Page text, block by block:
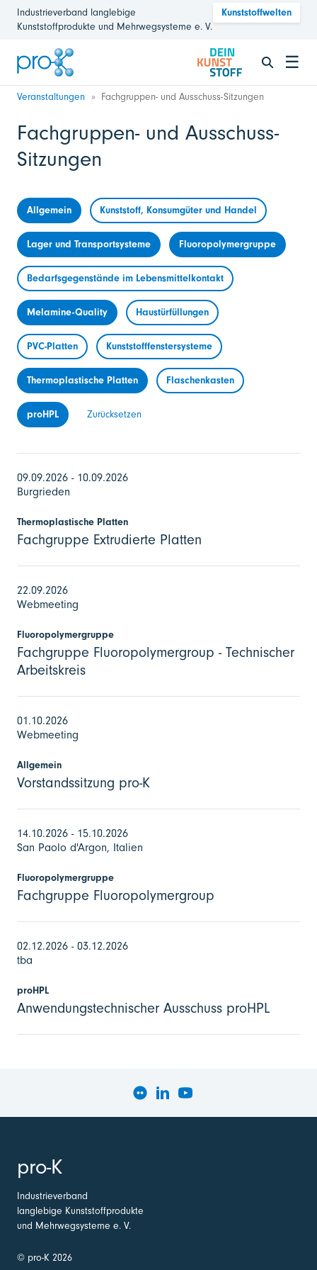
Industrieverband langlebige
Kunststoffprodukte und Mehrwegsysteme e. V.
Kunststoffwelten
☰
Veranstaltungen Fachgruppen- und Ausschuss-Sitzungen
Fachgruppen- und Ausschuss-
Sitzungen
Allgemein Kunststoff, Konsumgüter und Handel
Lager und Transportsysteme Fluoropolymergruppe
Bedarfsgegenstände im Lebensmittelkontakt
Melamine-Quality Haustürfüllungen
PVC-Platten Kunststofffenstersysteme
Thermoplastische Platten Flaschenkasten
proHPL Zurücksetzen
09.09.2026 - 10.09.2026
Burgrieden
Thermoplastische Platten
Fachgruppe Extrudierte Platten
22.09.2026
Webmeeting
Fluoropolymergruppe
Fachgruppe Fluoropolymergroup - Technischer
Arbeitskreis
01.10.2026
Webmeeting
Allgemein
Vorstandssitzung pro-K
14.10.2026 - 15.10.2026
San Paolo d'Argon, Italien
Fluoropolymergruppe
Fachgruppe Fluoropolymergroup
02.12.2026 - 03.12.2026
tba
proHPL
Anwendungstechnischer Ausschuss proHPL
pro-K
Industrieverband
langlebige Kunststoffprodukte
und Mehrwegsysteme e. V.
© pro-K 2026